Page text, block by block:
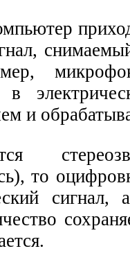
в
и
то
сигнал,